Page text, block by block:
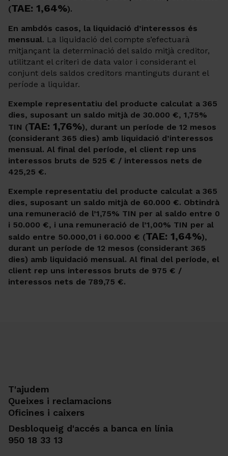
(TAE: 1,64%).
En ambdós casos, la liquidació d’interessos és
mensual. La liquidació del compte s’efectuarà
mitjançant la determinació del saldo mitjà creditor,
utilitzant el criteri de data valor i considerant el
conjunt dels saldos creditors mantinguts durant el
període a liquidar.
Exemple representatiu del producte calculat a 365
dies, suposant un saldo mitjà de 30.000 €, 1,75%
TIN (TAE: 1,76%), durant un període de 12 mesos
(considerant 365 dies) amb liquidació d’interessos
mensual. Al final del període, el client rep uns
interessos bruts de 525 € / interessos nets de
425,25 €.
Exemple representatiu del producte calculat a 365
dies, suposant un saldo mitjà de 60.000 €. Obtindrà
una remuneració de l’1,75% TIN per al saldo entre 0
i 50.000 €, i una remuneració de l’1,00% TIN per al
saldo entre 50.000,01 i 60.000 € (TAE: 1,64%),
durant un període de 12 mesos (considerant 365
dies) amb liquidació mensual. Al final del període, el
client rep uns interessos bruts de 975 € /
interessos nets de 789,75 €.
T'ajudem
Queixes i reclamacions
Oficines i caixers
Desbloqueig d'accés a banca en línia
950 18 33 13